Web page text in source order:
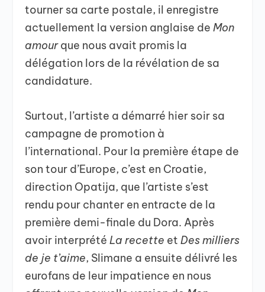
tourner sa carte postale, il enregistre
actuellement la version anglaise deMon
amourque nous avait promis la
délégation lors de la révélation de sa
candidature.
Surtout, l’artiste a démarré hier soir sa
campagne de promotion à
l’international. Pour la première étape de
son tour d’Europe, c’est en Croatie,
direction Opatija, que l’artiste s’est
rendu pour chanter en entracte de la
première demi-finale du Dora. Après
avoir interprétéLa recette etDes milliers
de je t’aime, Slimane a ensuite délivré les
eurofans de leur impatience en nous